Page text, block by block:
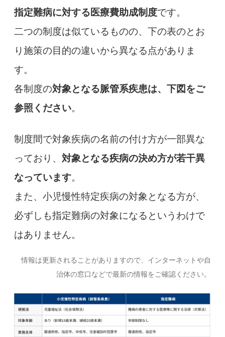
指定難病に対する医療費助成制度です。
二つの制度は似ているものの、下の表のとお
り施策の目的の違いから異なる点がありま
す。
各制度の対象となる脈管系疾患は、下図をご
参照ください。
制度間で対象疾病の名前の付け方が一部異な
っており、 対象となる疾病の決め方が若干異
なっています。
また、小児慢性特定疾病の対象となる方が、
必ずしも指定難病の対象になるというわけで
はありません。
情報は更新されることがありますので、インターネットや自
治体の窓口などで最新の情報をご確認ください。